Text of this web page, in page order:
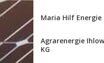
Maria Hilf Energie
Agrarenergie
KG